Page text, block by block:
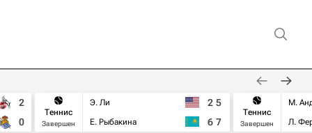
2
0
Теннис
Завершен
Э. Ли
Е. Рыбакина
2 5
6 7
Теннис
Завершен
М.
Л.